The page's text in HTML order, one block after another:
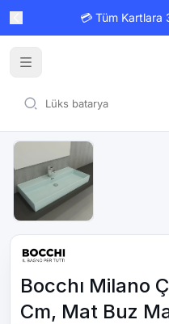
💳 Tüm Kartlara
Bocchı Milano
Cm, Mat Buz